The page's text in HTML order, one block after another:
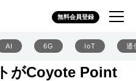
無料会員登録
AI 6G IoT 通
がCoyote Point